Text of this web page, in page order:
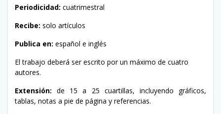
Periodicidad: cuatrimestral
Recibe: solo artículos
Publica en: español e inglés
El trabajo deberá ser escrito por un máximo de cuatro
autores.
Extensión: de 15 a 25 cuartillas, incluyendo gráficos,
tablas, notas a pie de página y referencias.